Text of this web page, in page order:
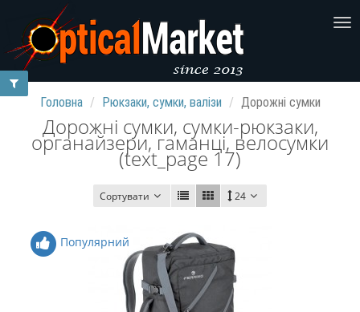
Головна Рюкзаки, сумки, валізи Дорожні сумки
Дорожні сумки, сумки-рюкзаки,
органайзери, гаманці, велосумки
(text_page 17)
Сортувати 24
Популярний